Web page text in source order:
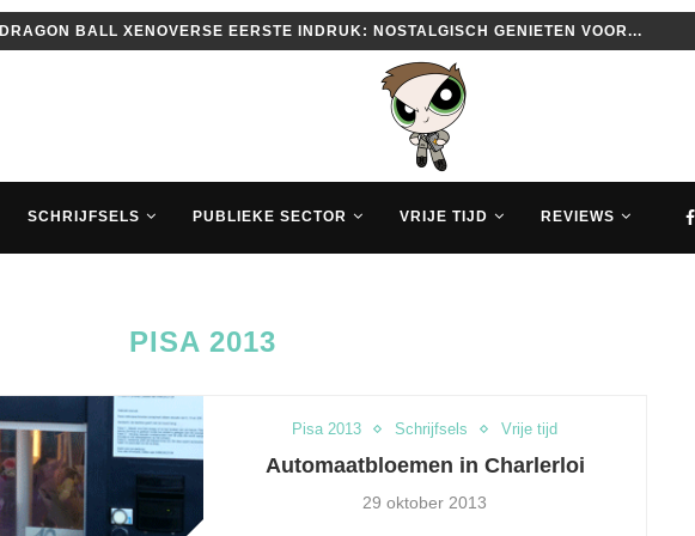
DRAGON BALL XENOVERSE EERSTE INDRUK: NOSTALGISCH GENIETEN VOOR...
SCHRIJFSELS PUBLIEKE SECTOR VRIJE TIJD REVIEWS
PISA 2013
Pisa 2013 Schrijfsels Vrije tijd
Automaatbloemen in Charlerloi
29 oktober 2013